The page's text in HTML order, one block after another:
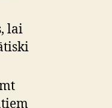
lai